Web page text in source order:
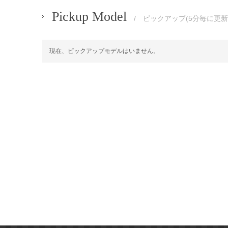
Pickup Model / ピックアップ(5分毎に更
現在、ピックアップモデルはいません。